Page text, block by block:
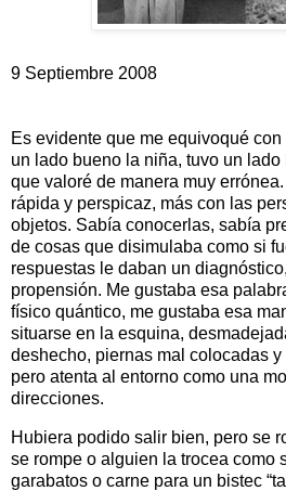
9 Septiembre 2008
Es evidente que me equivoqué
un lado bueno la niña, tuvo un
que valoré de manera muy
rápida y perspicaz, más con las
objetos. Sabía conocerlas, sabía
de cosas que disimulaba como si
respuestas le daban un
propensión. Me gustaba esa
físico quántico, me gustaba esa
situarse en la esquina,
deshecho, piernas mal colocadas
pero atenta al entorno como una
direcciones.
Hubiera podido salir bien, pero se
se rompe o alguien la trocea como
garabatos o carne para un bistec